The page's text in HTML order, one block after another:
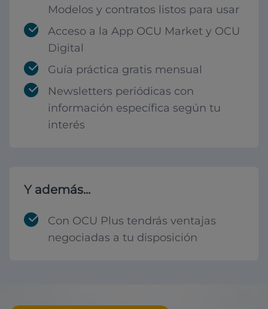
Modelos y contratos listos para usar
Acceso a la App OCU Market y OCU
Digital
Guía práctica gratis mensual
Newsletters periódicas con
información específica según tu
interés
Y además...
Con OCU Plus tendrás ventajas
negociadas a tu disposición